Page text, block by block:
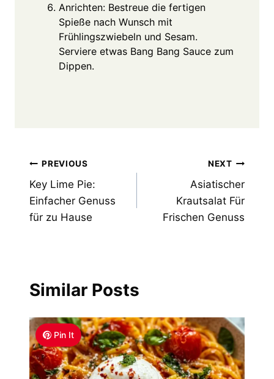
Anrichten: Bestreue die fertigen
Spieße nach Wunsch mit
Frühlingszwiebeln und Sesam.
Serviere etwas Bang Bang Sauce zum
Dippen.
Post
navigation
PREVIOUS
Key Lime Pie:
Einfacher Genuss
für zu Hause
NEXT
Asiatischer
Krautsalat Für
Frischen Genuss
Similar Posts
Pin It